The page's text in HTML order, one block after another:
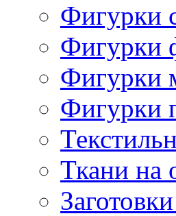
Фигурки
Фигурки
Фигурки
Фигурки
Ткани на